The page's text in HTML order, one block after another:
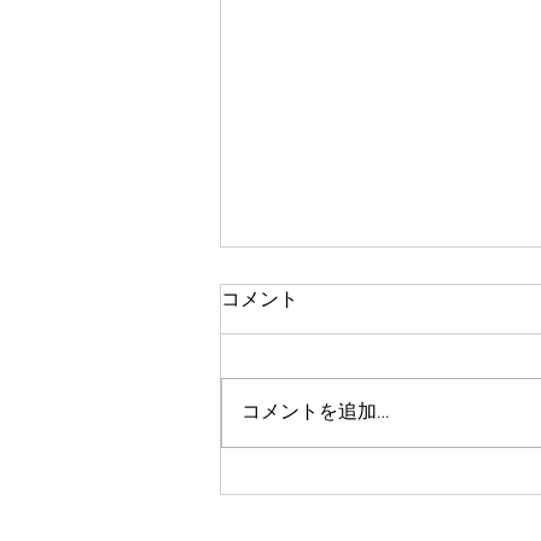
体験レッスン
コメント
コメントを追加…